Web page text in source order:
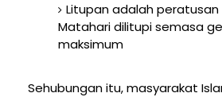
Litupan adalah peratusan
Matahari dilitupi semasa
maksimum
Sehubungan itu, masyarakat